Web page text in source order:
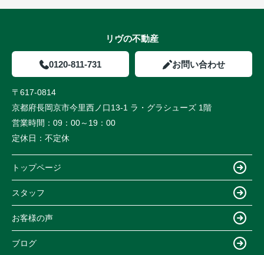
リヴの不動産
0120-811-731 お問い合わせ
〒617-0814
京都府長岡京市今里西ノ口13-1 ラ・グラシューズ 1階
営業時間： 09：00～19：00
定休日： 不定休
トップページ
スタッフ
お客様の声
ブログ